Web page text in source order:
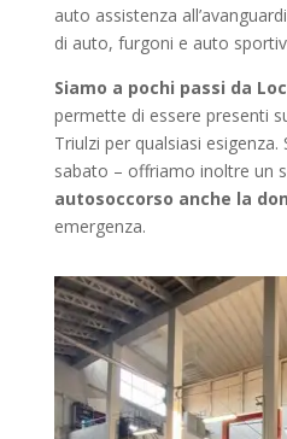
auto assistenza
di auto, furgoni e auto
Siamo a pochi passi da
permette di essere presenti
Triulzi per qualsiasi
sabato – offriamo inoltre un
autosoccorso anche la
emergenza.